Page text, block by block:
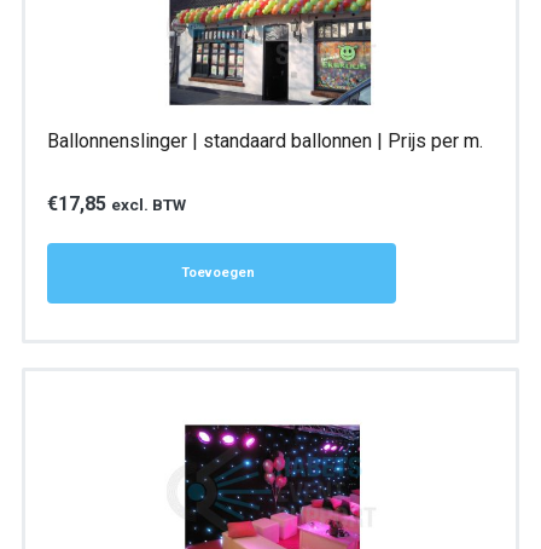
Ballonnenslinger | standaard ballonnen | Prijs per m.
€17,85 excl. BTW
Toevoegen